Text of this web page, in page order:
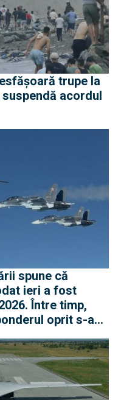
trupe la
acordul
spune că
ieri a fost
Între timp,
oprit s-au